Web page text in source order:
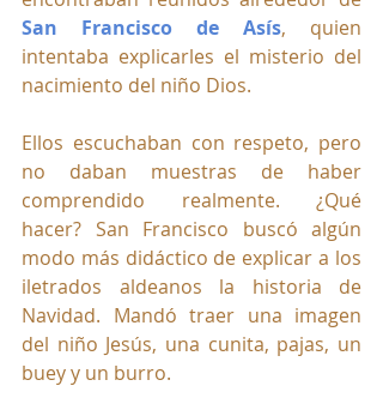
San Francisco de Asís, quien
intentaba explicarles el misterio del
nacimiento del niño Dios.
Ellos escuchaban con respeto, pero
no daban muestras de haber
comprendido realmente. ¿Qué
hacer? San Francisco buscó algún
modo más didáctico de explicar a los
iletrados aldeanos la historia de
Navidad. Mandó traer una imagen
del niño Jesús, una cunita, pajas, un
buey y un burro.